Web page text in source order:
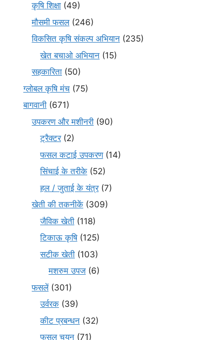
कृषि शिक्षा (49)
मौसमी फसल(246)
विकसित कृषि संकल्प अभियान (235)
खेत बचाओ अभियान (15)
सहकारिता (50)
ग्लोबल कृषि मंच (75)
बागवानी (671)
उपकरण और मशीनरी (90)
ट्रैक्टर(2)
फसल कटाई उपकरण(14)
सिंचाई के तरीके (52)
हल / जुताई के यंत्र(7)
खेती की तकनीकें (309)
जैविक खेती (118)
टिकाऊ कृषि(125)
सटीक खेती (103)
मशरुम उपज (6)
फसलें(301)
उर्वरक (39)
कीट प्रबन्धन (32)
फसल चयन (71)